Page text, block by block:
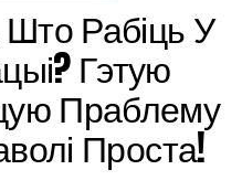
Рабіць У
Гэтую
Праблему
Проста!